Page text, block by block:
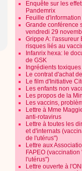
Enquête sur les
Pandemrix
Feuille
Grande conférence
vendredi 29
Grippe A: l'assureur
risques liés au
Infanrix hexa: le
de GSK
Ingrédients
Le contrat d'achat
Le film d'Initiative
Les enfants non
Les propos de la
Les vaccins,
Lettre à Mme
anti-rotavirus
Lettre à toutes les
et d'internats
de l'utérus")
Lettre aux
FAPEO
l'utérus")
Lettre ouverte à